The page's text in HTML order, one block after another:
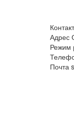
Адрес
Режим
Почта